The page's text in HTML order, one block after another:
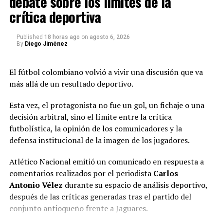
Uno de los focos estará en Edwuin Cetré, quien
enfrentará a su exequipo en un partido especial.
Este partido representa una gran oportunidad para
ambos equipos de sumar sus primeros puntos en un
primera fecha.
RELATED TOPICS:
Número mágico Liga BetPlay: así está la clasificación
DON'T MISS
Cómo escuchar fútbol colombiano en Miami en vivo
En el fútbol moderno, un jugador no representa
únicamente rendimiento deportivo.
También es un activo económico.
El valor de mercado de un futbolista depende de
factores como:
edad;
posición;
rendimiento reciente;
proyección;
contrato vigente;
interés de otros mercados.
crítica deportiva
Published 18 horas ago on agosto 6, 2026
By Diego Jiménez
El fútbol colombiano volvió a vivir una discusión que va
más allá de un resultado deportivo.
Esta vez, el protagonista no fue un gol, un fichaje o una
decisión arbitral, sino el límite entre la crítica
futbolística, la opinión de los comunicadores y la
defensa institucional de la imagen de los jugadores.
Atlético Nacional emitió un comunicado en respuesta a
comentarios realizados por el periodista Carlos
Antonio Vélez durante su espacio de análisis deportivo,
después de las críticas generadas tras el partido del
conjunto antioqueño frente a Jaguares.